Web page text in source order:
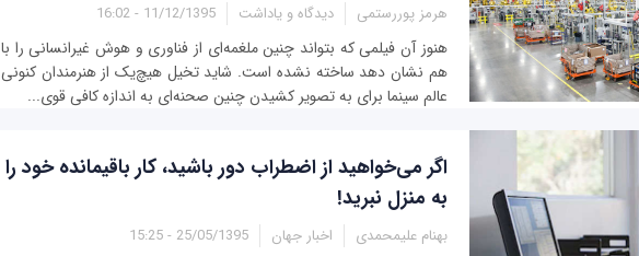
هرمز پوررستمی دیدگاه و یاداشت 11/12/1395 - 16:02
هنوز آن فیلمی که بتواند چنین ملغمه‌ای از فناوری و هوش غیرانسانی را با
هم نشان دهد ساخته نشده است. شاید تخیل هیچ‌یک از هنرمندان کنونی
عالم سینما برای به تصویر کشیدن چنین صحنه‌ای به اندازه کافی قوی...
اگر می‌خواهید از اضطراب دور باشید، کار باقیمانده خود را
به منزل نبرید!
بهنام علیمحمدی اخبار جهان 25/05/1395 - 15:25